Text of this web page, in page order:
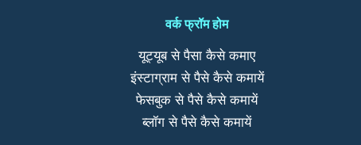
वर्क फ्रॉम होम
यूट्यूब से पैसा कैसे कमाए
इंस्टाग्राम से पैसे कैसे कमायें
फेसबुक से पैसे कैसे कमायें
ब्लॉग से पैसे कैसे कमायें